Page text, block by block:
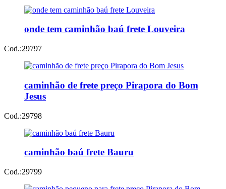
onde tem caminhão baú frete Louveira
Cod.:29797
caminhão de frete preço Pirapora do Bom
Jesus
Cod.:29798
caminhão baú frete Bauru
Cod.:29799